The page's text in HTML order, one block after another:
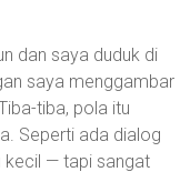
dan saya duduk di
saya menggambar
tiba, pola itu
Seperti ada dialog
kecil — tapi sangat